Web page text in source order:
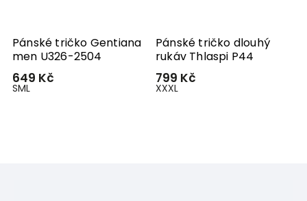
Pánské tričko Gentiana
men U326-2504
649 Kč
SML
Pánské tričko dlouhý
rukáv Thlaspi P44
799 Kč
XXXL